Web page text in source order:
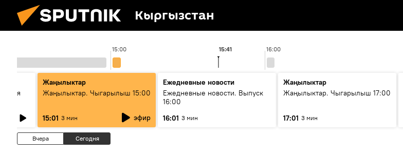
Кыргызстан
15:00 16:00
15:41
Жаңылыктар
Жаңылыктар. Чыгарылыш 15:00
15:01 3 мин эфир
Ежедневные новости
Ежедневные новости. Выпуск
16:00
16:01 3 мин
Жаңылыктар
Жаңылыктар. Чыгарылыш 17:00
17:01 3 мин
Вчера Сегодня